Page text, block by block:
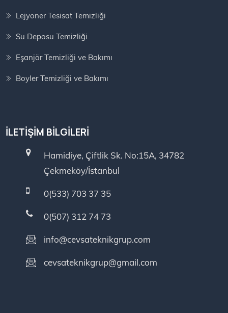
Lejyoner Tesisat Temizliği
Su Deposu Temizliği
Eşanjör Temizliği ve Bakımı
Boyler Temizliği ve Bakımı
İLETIŞIM BILGILERI
Hamidiye, Çiftlik Sk. No:15A, 34782
Çekmeköy/İstanbul
0(533) 703 37 35
0(507) 312 74 73
info@cevsateknikgrup.com
cevsateknikgrup@gmail.com